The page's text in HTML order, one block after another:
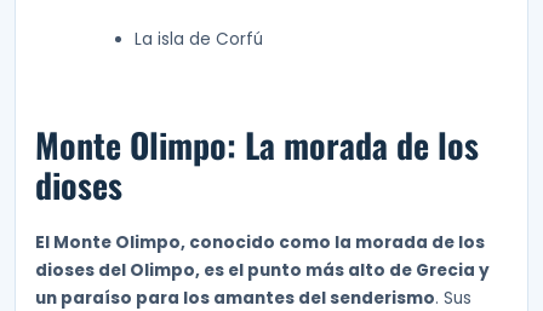
La isla de Corfú
Monte Olimpo: La morada de los
dioses
El Monte Olimpo, conocido como la morada de los
dioses del Olimpo, es el punto más alto de Grecia y
un paraíso para los amantes del senderismo. Sus